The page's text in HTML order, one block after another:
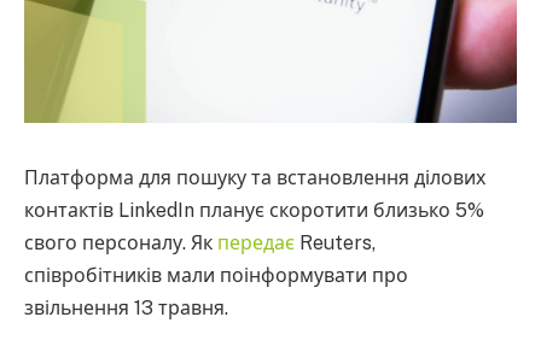
Платформа для пошуку та встановлення ділових
контактів LinkedIn планує скоротити близько 5%
свого персоналу. Як передає Reuters,
співробітників мали поінформувати про
звільнення 13 травня.